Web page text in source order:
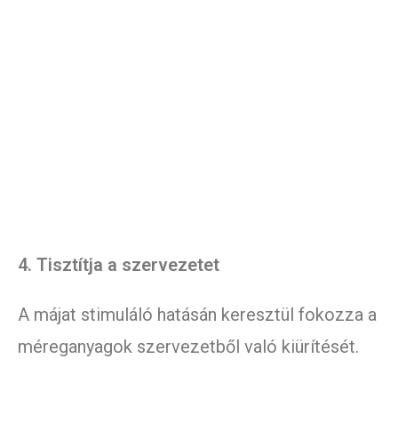
4. Tisztítja a szervezetet
A májat stimuláló hatásán keresztül fokozza a
méreganyagok szervezetből való kiürítését.